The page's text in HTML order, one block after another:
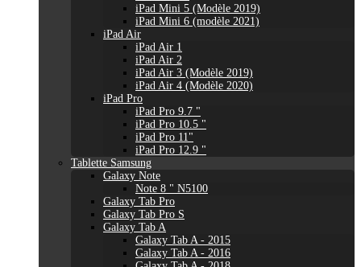
iPad Mini 5 (Modèle 2019)
iPad Mini 6 (modèle 2021)
iPad Air
iPad Air 1
iPad Air 2
iPad Air 3 (Modèle 2019)
iPad Air 4 (Modèle 2020)
iPad Pro
iPad Pro 9.7 "
iPad Pro 10.5 "
iPad Pro 11"
iPad Pro 12.9 "
Tablette Samsung
Galaxy Note
Note 8 " N5100
Galaxy Tab Pro
Galaxy Tab Pro S
Galaxy Tab A
Galaxy Tab A - 2015
Galaxy Tab A - 2016